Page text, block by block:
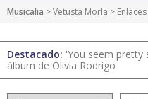
Musicalia >Vetusta Morla > Enlaces
Destacado: 'You seem pretty
álbum de Olivia Rodrigo